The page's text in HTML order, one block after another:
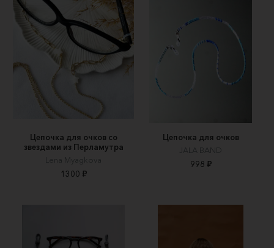
Цепочка для очков со
звездами из Перламутра
Lena Myagkova
1300 ₽
Цепочка для очков
JALA BAND
998 ₽